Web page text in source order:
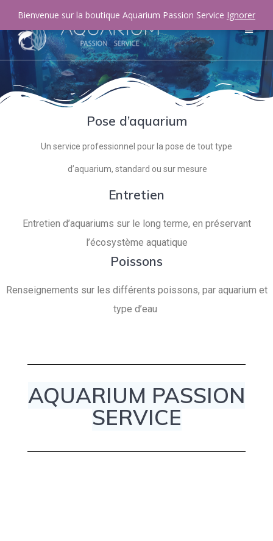
Pose d’aquarium
Un service professionnel pour la pose de tout type
d’aquarium, standard ou sur mesure
Entretien
Entretien d’aquariums sur le long terme, en préservant
l’écosystème aquatique
Poissons
Renseignements sur les différents poissons, par aquarium et
type d’eau
AQUARIUM PASSION
SERVICE
Bienvenue sur la boutique Aquarium Passion Service Ignorer